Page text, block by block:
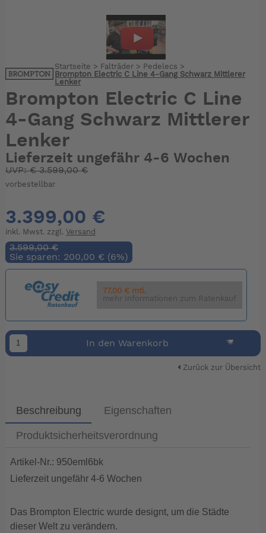
Startseite > Falträder > Pedelecs >
Brompton Electric C Line 4-Gang Schwarz Mittlerer
Lenker
Brompton Electric C Line
4-Gang Schwarz Mittlerer
Lenker
Lieferzeit ungefähr 4-6 Wochen
UVP:€3.599,00 €
vorbestellbar
3.399,00 €
inkl. Mwst. zzgl. Versand
3.599,00 €
Sie sparen: 200,00 € (6%)
77.00 € mtl.
mehr Informationen zum Ratenkauf
In den Warenkorb
Zurück zur Übersicht
Beschreibung Eigenschaften
Produktsicherheitsverordnung
Artikel-Nr.: 950eml6bk
Lieferzeit ungefähr 4-6 Wochen
Das Brompton Electric wurde designt, um die Städte
dieser Welt zu verändern.